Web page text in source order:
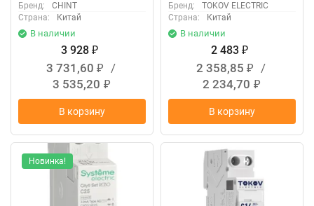
Бренд:
CHINT
Страна:
Китай
В наличии
3 928 ₽
3 731,60 ₽
/
3 535,20 ₽
В корзину
Бренд:
TOKOV ELECTRIC
Страна:
Китай
В наличии
2 483 ₽
2 358,85 ₽
/
2 234,70 ₽
В корзину
Новинка!